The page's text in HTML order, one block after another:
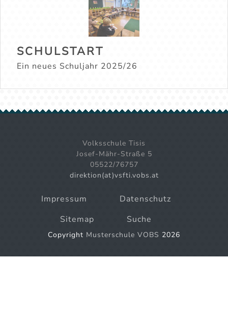
SCHULSTART
Ein neues Schuljahr 2025/26
Volksschule Tisis
Josef-Mähr-Straße 5
05522/76757
direktion(at)vsfti.vobs.at
Impressum
Datenschutz
Sitemap
Suche
Copyright Musterschule VOBS 2026